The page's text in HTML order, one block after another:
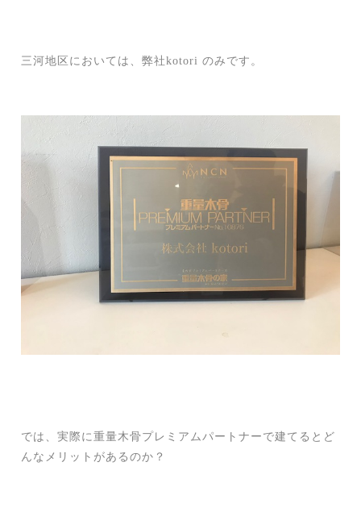
三河地区においては、弊社kotori のみです。
では、実際に重量木骨プレミアムパートナーで建てるとど
んなメリットがあるのか？